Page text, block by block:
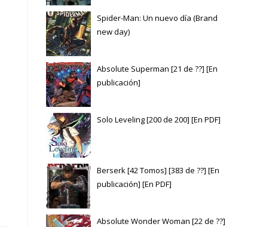
Spider-Man: Un nuevo día (Brand
new day)
Absolute Superman [21 de ??] [En
publicación]
Solo Leveling [200 de 200] [En PDF]
Berserk [42 Tomos] [383 de ??] [En
publicación] [En PDF]
Absolute Wonder Woman [22 de ??]